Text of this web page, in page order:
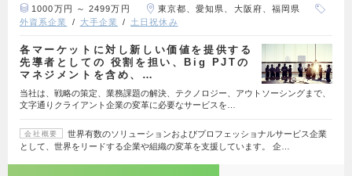
1000万円 ～ 2499万円
東京都、愛知県、大阪府、福岡県
外資系企業
大手企業 土日祝休み
各マーケットに対し新しい価値を提供する
先導者としての 役割を担い、Big PJTの
マネジメントを含め、…
当社は、戦略の策定、業務課題の解決、テクノロジー、アウトソーシングまで、
文字通りクライアント企業の変革に必要なサービスを…
会社概要
世界有数のソリューションおよびプロフェッショナルサービス企業
として、世界をリードする企業や組織の変革を支援しています。 企…